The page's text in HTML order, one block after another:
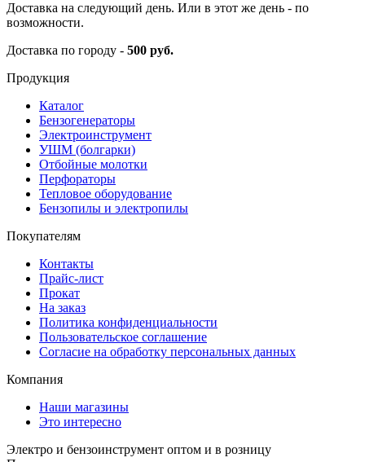
Доставка на следующий день. Или в этот же день - по
возможности.
Доставка по городу - 500 руб.
Продукция
Каталог
Бензогенераторы
Электроинструмент
УШМ (болгарки)
Отбойные молотки
Перфораторы
Тепловое оборудование
Бензопилы и электропилы
Покупателям
Контакты
Прайс-лист
Прокат
На заказ
Политика конфиденциальности
Пользовательское соглашение
Согласие на обработку персональных данных
Компания
Наши магазины
Это интересно
Электро и бензоинструмент оптом и в розницу